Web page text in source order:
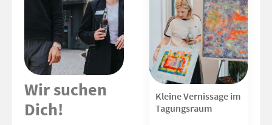
Wir suchen
Dich!
Kleine Vernissage im
Tagungsraum